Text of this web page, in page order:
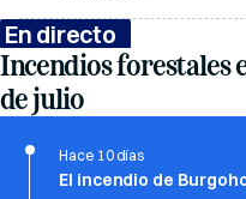
En directo
Incendios forestales
de julio
Hace 10 días
El incendio de